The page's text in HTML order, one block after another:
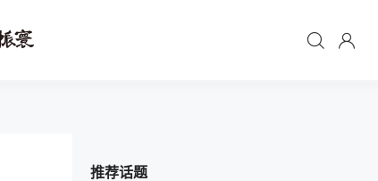
推荐话题